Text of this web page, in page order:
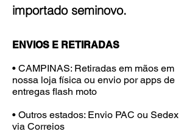
importado seminovo.
ENVIOS E RETIRADAS
• CAMPINAS: Retiradas em mãos em
nossa loja física ou envio por apps de
entregas flash moto
• Outros estados: Envio PAC ou Sedex
via Correios